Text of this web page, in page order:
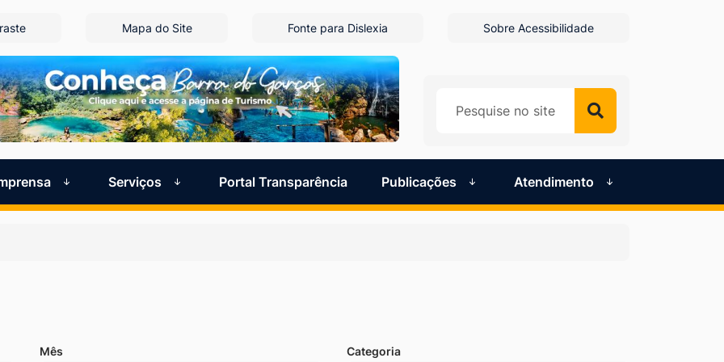
Mapa do Site Fonte para Dislexia Sobre Acessibilidade
Serviços Portal Transparência Publicações Atendimento
Mês Categoria